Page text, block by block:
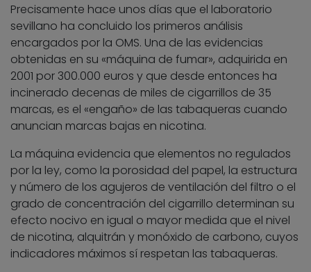
Precisamente hace unos días que el laboratorio
sevillano ha concluido los primeros análisis
encargados por la OMS. Una de las evidencias
obtenidas en su «máquina de fumar», adquirida en
2001 por 300.000 euros y que desde entonces ha
incinerado decenas de miles de cigarrillos de 35
marcas, es el «engaño» de las tabaqueras cuando
anuncian marcas bajas en nicotina.
La máquina evidencia que elementos no regulados
por la ley, como la porosidad del papel, la estructura
y número de los agujeros de ventilación del filtro o el
grado de concentración del cigarrillo determinan su
efecto nocivo en igual o mayor medida que el nivel
de nicotina, alquitrán y monóxido de carbono, cuyos
indicadores máximos sí respetan las tabaqueras.